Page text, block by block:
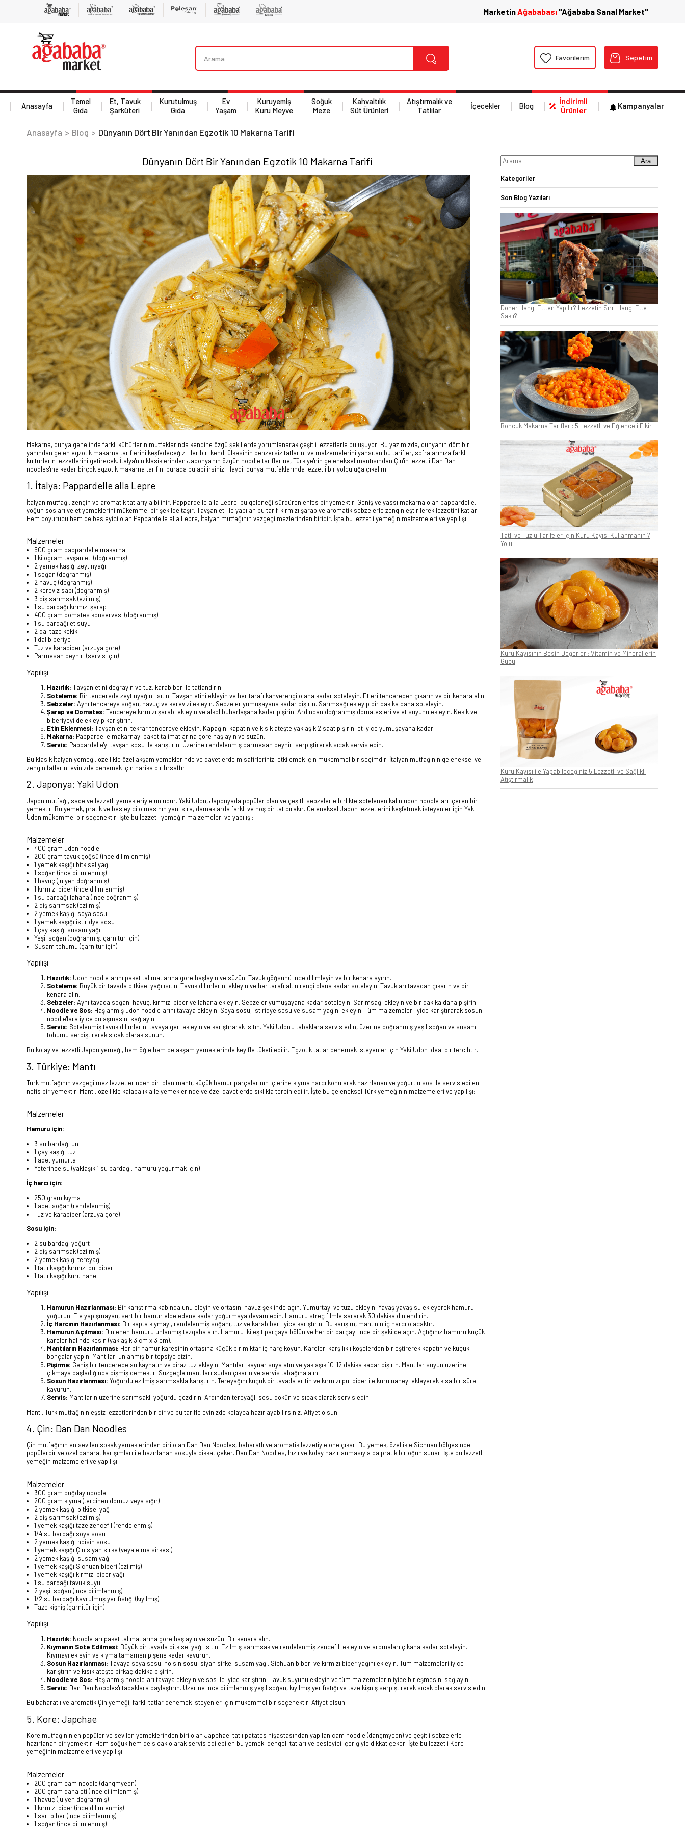
MarketinAğababası "Ağababa Sanal Market"
Sepetim
Favorilerim
Anasayfa
Temel
Gıda
Et, Tavuk
Şarküteri
Kurutulmuş
Gıda
Ev
Yaşam
Kuruyemiş
Kuru Meyve
Soğuk
Meze
Kahvaltılık
Süt Ürünleri
Atıştırmalık ve
Tatlılar
İçecekler Blog
İndirimli
Ürünler
Kampanyalar
Anasayfa Blog Dünyanın Dört Bir Yanından Egzotik 10 Makarna Tarifi
Dünyanın Dört Bir Yanından Egzotik 10 Makarna Tarifi
Makarna, dünya genelinde farklı kültürlerin mutfaklarında kendine özgü şekillerde yorumlanarak çeşitli lezzetlerle buluşuyor. Bu yazımızda, dünyanın dört bir
yanından gelen egzotik makarna tariflerini keşfedeceğiz. Her biri kendi ülkesinin benzersiz tatlarını ve malzemelerini yansıtan bu tarifler, sofralarınıza farklı
kültürlerin lezzetlerini getirecek. İtalya'nın klasiklerinden Japonya'nın özgün noodle tariflerine, Türkiye'nin geleneksel mantısından Çin'in lezzetli Dan Dan
noodles'ına kadar birçok egzotik makarna tarifini burada bulabilirsiniz. Haydi, dünya mutfaklarında lezzetli bir yolculuğa çıkalım!
1. İtalya: Pappardelle alla Lepre
İtalyan mutfağı, zengin ve aromatik tatlarıyla bilinir. Pappardelle alla Lepre, bu geleneği sürdüren enfes bir yemektir. Geniş ve yassı makarna olan pappardelle,
yoğun sosları ve et yemeklerini mükemmel bir şekilde taşır. Tavşan eti ile yapılan bu tarif, kırmızı şarap ve aromatik sebzelerle zenginleştirilerek lezzetini katlar.
Hem doyurucu hem de besleyici olan Pappardelle alla Lepre, İtalyan mutfağının vazgeçilmezlerinden biridir. İşte bu lezzetli yemeğin malzemeleri ve yapılışı:
Malzemeler
500 gram pappardelle makarna
1 kilogram tavşan eti (doğranmış)
2 yemek kaşığı zeytinyağı
1 soğan (doğranmış)
2 havuç (doğranmış)
2 kereviz sapı (doğranmış)
3 diş sarımsak (ezilmiş)
1 su bardağı kırmızı şarap
400 gram domates konservesi (doğranmış)
1 su bardağı et suyu
2 dal taze kekik
1 dal biberiye
Tuz ve karabiber (arzuya göre)
Parmesan peyniri (servis için)
Yapılışı
Hazırlık: Tavşan etini doğrayın ve tuz, karabiber ile tatlandırın.
Soteleme: Bir tencerede zeytinyağını ısıtın. Tavşan etini ekleyin ve her tarafı kahverengi olana kadar soteleyin. Etleri tencereden çıkarın ve bir kenara alın.
Sebzeler: Aynı tencereye soğan, havuç ve kerevizi ekleyin. Sebzeler yumuşayana kadar pişirin. Sarımsağı ekleyip bir dakika daha soteleyin.
Şarap ve Domates: Tencereye kırmızı şarabı ekleyin ve alkol buharlaşana kadar pişirin. Ardından doğranmış domatesleri ve et suyunu ekleyin. Kekik ve
biberiyeyi de ekleyip karıştırın.
Etin Eklenmesi: Tavşan etini tekrar tencereye ekleyin. Kapağını kapatın ve kısık ateşte yaklaşık 2 saat pişirin, et iyice yumuşayana kadar.
Makarna: Pappardelle makarnayı paket talimatlarına göre haşlayın ve süzün.
Servis: Pappardelle'yi tavşan sosu ile karıştırın. Üzerine rendelenmiş parmesan peyniri serpiştirerek sıcak servis edin.
Bu klasik İtalyan yemeği, özellikle özel akşam yemeklerinde ve davetlerde misafirlerinizi etkilemek için mükemmel bir seçimdir. İtalyan mutfağının geleneksel ve
zengin tatlarını evinizde denemek için harika bir fırsattır.
2. Japonya: Yaki Udon
Japon mutfağı, sade ve lezzetli yemekleriyle ünlüdür. Yaki Udon, Japonya'da popüler olan ve çeşitli sebzelerle birlikte sotelenen kalın udon noodle'ları içeren bir
yemektir. Bu yemek, pratik ve besleyici olmasının yanı sıra, damaklarda farklı ve hoş bir tat bırakır. Geleneksel Japon lezzetlerini keşfetmek isteyenler için Yaki
Udon mükemmel bir seçenektir. İşte bu lezzetli yemeğin malzemeleri ve yapılışı:
Malzemeler
400 gram udon noodle
200 gram tavuk göğsü (ince dilimlenmiş)
1 yemek kaşığı bitkisel yağ
1 soğan (ince dilimlenmiş)
1 havuç (jülyen doğranmış)
1 kırmızı biber (ince dilimlenmiş)
1 su bardağı lahana (ince doğranmış)
2 diş sarımsak (ezilmiş)
2 yemek kaşığı soya sosu
1 yemek kaşığı istiridye sosu
1 çay kaşığı susam yağı
Yeşil soğan (doğranmış, garnitür için)
Susam tohumu (garnitür için)
Yapılışı
Hazırlık: Udon noodle'larını paket talimatlarına göre haşlayın ve süzün. Tavuk göğsünü ince dilimleyin ve bir kenara ayırın.
Soteleme: Büyük bir tavada bitkisel yağı ısıtın. Tavuk dilimlerini ekleyin ve her tarafı altın rengi olana kadar soteleyin. Tavukları tavadan çıkarın ve bir
kenara alın.
Sebzeler: Aynı tavada soğan, havuç, kırmızı biber ve lahana ekleyin. Sebzeler yumuşayana kadar soteleyin. Sarımsağı ekleyin ve bir dakika daha pişirin.
Noodle ve Sos: Haşlanmış udon noodle'larını tavaya ekleyin. Soya sosu, istiridye sosu ve susam yağını ekleyin. Tüm malzemeleri iyice karıştırarak sosun
noodle'lara iyice bulaşmasını sağlayın.
Servis: Sotelenmiş tavuk dilimlerini tavaya geri ekleyin ve karıştırarak ısıtın. Yaki Udon'u tabaklara servis edin, üzerine doğranmış yeşil soğan ve susam
tohumu serpiştirerek sıcak olarak sunun.
Bu kolay ve lezzetli Japon yemeği, hem öğle hem de akşam yemeklerinde keyifle tüketilebilir. Egzotik tatlar denemek isteyenler için Yaki Udon ideal bir tercihtir.
3. Türkiye: Mantı
Türk mutfağının vazgeçilmez lezzetlerinden biri olan mantı, küçük hamur parçalarının içlerine kıyma harcı konularak hazırlanan ve yoğurtlu sos ile servis edilen
nefis bir yemektir. Mantı, özellikle kalabalık aile yemeklerinde ve özel davetlerde sıklıkla tercih edilir. İşte bu geleneksel Türk yemeğinin malzemeleri ve yapılışı:
Malzemeler
Hamuru için:
3 su bardağı un
1 çay kaşığı tuz
1 adet yumurta
Yeterince su (yaklaşık 1 su bardağı, hamuru yoğurmak için)
İç harcı için:
250 gram kıyma
1 adet soğan (rendelenmiş)
Tuz ve karabiber (arzuya göre)
Sosu için:
2 su bardağı yoğurt
2 diş sarımsak (ezilmiş)
2 yemek kaşığı tereyağı
1 tatlı kaşığı kırmızı pul biber
1 tatlı kaşığı kuru nane
Yapılışı
Hamurun Hazırlanması: Bir karıştırma kabında unu eleyin ve ortasını havuz şeklinde açın. Yumurtayı ve tuzu ekleyin. Yavaş yavaş su ekleyerek hamuru
yoğurun. Ele yapışmayan, sert bir hamur elde edene kadar yoğurmaya devam edin. Hamuru streç filmle sararak 30 dakika dinlendirin.
İç Harcının Hazırlanması: Bir kapta kıymayı, rendelenmiş soğanı, tuz ve karabiberi iyice karıştırın. Bu karışım, mantının iç harcı olacaktır.
Hamurun Açılması: Dinlenen hamuru unlanmış tezgaha alın. Hamuru iki eşit parçaya bölün ve her bir parçayı ince bir şekilde açın. Açtığınız hamuru küçük
kareler halinde kesin (yaklaşık 3 cm x 3 cm).
Mantıların Hazırlanması: Her bir hamur karesinin ortasına küçük bir miktar iç harç koyun. Kareleri karşılıklı köşelerden birleştirerek kapatın ve küçük
bohçalar yapın. Mantıları unlanmış bir tepsiye dizin.
Pişirme: Geniş bir tencerede su kaynatın ve biraz tuz ekleyin. Mantıları kaynar suya atın ve yaklaşık 10-12 dakika kadar pişirin. Mantılar suyun üzerine
çıkmaya başladığında pişmiş demektir. Süzgeçle mantıları sudan çıkarın ve servis tabağına alın.
Sosun Hazırlanması: Yoğurdu ezilmiş sarımsakla karıştırın. Tereyağını küçük bir tavada eritin ve kırmızı pul biber ile kuru naneyi ekleyerek kısa bir süre
kavurun.
Servis: Mantıların üzerine sarımsaklı yoğurdu gezdirin. Ardından tereyağlı sosu dökün ve sıcak olarak servis edin.
Mantı, Türk mutfağının eşsiz lezzetlerinden biridir ve bu tarifle evinizde kolayca hazırlayabilirsiniz. Afiyet olsun!
4. Çin: Dan Dan Noodles
Çin mutfağının en sevilen sokak yemeklerinden biri olan Dan Dan Noodles, baharatlı ve aromatik lezzetiyle öne çıkar. Bu yemek, özellikle Sichuan bölgesinde
popülerdir ve özel baharat karışımları ile hazırlanan sosuyla dikkat çeker. Dan Dan Noodles, hızlı ve kolay hazırlanmasıyla da pratik bir öğün sunar. İşte bu lezzetli
yemeğin malzemeleri ve yapılışı:
Malzemeler
300 gram buğday noodle
200 gram kıyma (tercihen domuz veya sığır)
2 yemek kaşığı bitkisel yağ
2 diş sarımsak (ezilmiş)
1 yemek kaşığı taze zencefil (rendelenmiş)
1/4 su bardağı soya sosu
2 yemek kaşığı hoisin sosu
1 yemek kaşığı Çin siyah sirke (veya elma sirkesi)
2 yemek kaşığı susam yağı
1 yemek kaşığı Sichuan biberi (ezilmiş)
1 yemek kaşığı kırmızı biber yağı
1 su bardağı tavuk suyu
2 yeşil soğan (ince dilimlenmiş)
1/2 su bardağı kavrulmuş yer fıstığı (kıyılmış)
Taze kişniş (garnitür için)
Yapılışı
Hazırlık: Noodle'ları paket talimatlarına göre haşlayın ve süzün. Bir kenara alın.
Kıymanın Sote Edilmesi: Büyük bir tavada bitkisel yağı ısıtın. Ezilmiş sarımsak ve rendelenmiş zencefili ekleyin ve aromaları çıkana kadar soteleyin.
Kıymayı ekleyin ve kıyma tamamen pişene kadar kavurun.
Sosun Hazırlanması: Tavaya soya sosu, hoisin sosu, siyah sirke, susam yağı, Sichuan biberi ve kırmızı biber yağını ekleyin. Tüm malzemeleri iyice
karıştırın ve kısık ateşte birkaç dakika pişirin.
Noodle ve Sos: Haşlanmış noodle'ları tavaya ekleyin ve sos ile iyice karıştırın. Tavuk suyunu ekleyin ve tüm malzemelerin iyice birleşmesini sağlayın.
Servis: Dan Dan Noodles'ı tabaklara paylaştırın. Üzerine ince dilimlenmiş yeşil soğan, kıyılmış yer fıstığı ve taze kişniş serpiştirerek sıcak olarak servis edin.
Bu baharatlı ve aromatik Çin yemeği, farklı tatlar denemek isteyenler için mükemmel bir seçenektir. Afiyet olsun!
5. Kore: Japchae
Kore mutfağının en popüler ve sevilen yemeklerinden biri olan Japchae, tatlı patates nişastasından yapılan cam noodle (dangmyeon) ve çeşitli sebzelerle
hazırlanan bir yemektir. Hem soğuk hem de sıcak olarak servis edilebilen bu yemek, dengeli tatları ve besleyici içeriğiyle dikkat çeker. İşte bu lezzetli Kore
yemeğinin malzemeleri ve yapılışı:
Malzemeler
200 gram cam noodle (dangmyeon)
200 gram dana eti (ince dilimlenmiş)
1 havuç (jülyen doğranmış)
1 kırmızı biber (ince dilimlenmiş)
1 sarı biber (ince dilimlenmiş)
1 soğan (ince dilimlenmiş)
Ara
Kategoriler
Son Blog Yazıları
Döner Hangi Ettten Yapılır? Lezzetin Sırrı Hangi Ette
Saklı?
Boncuk Makarna Tarifleri: 5 Lezzetli ve Eğlenceli Fikir
Tatlı ve Tuzlu Tarifeler için Kuru Kayısı Kullanmanın 7
Yolu
Kuru Kayısının Besin Değerleri: Vitamin ve Minerallerin
Gücü
Kuru Kayısı ile Yapabileceğiniz 5 Lezzetli ve Sağlıklı
Atıştırmalık